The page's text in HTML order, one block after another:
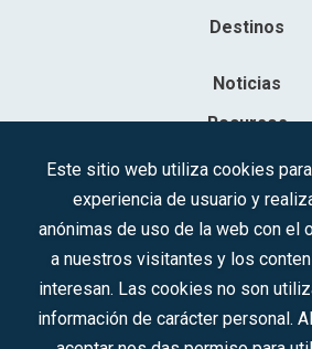
Destinos
Noticias
Recursos
Contacto
Sociedad Mercantil Estatal para la
C.I.F.: A-81/874.984
Este sitio web utiliza cookies
experiencia de usuario y
anónimas de uso de la web con el
a nuestros visitantes y los
interesan. Las cookies no son
información de carácter personal.